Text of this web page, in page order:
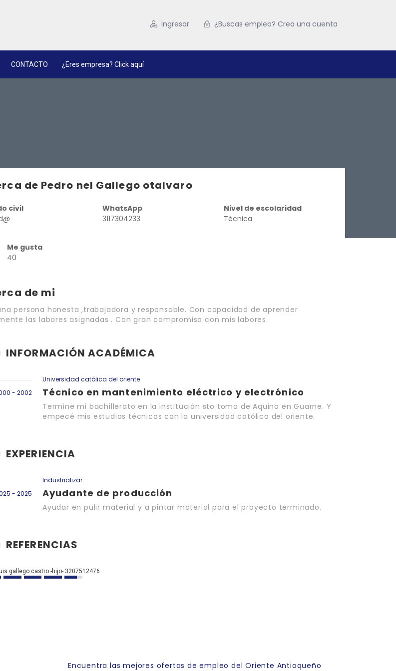
Ingresar ¿Buscas empleo? Crea una cuenta
CONTACTO ¿Eres empresa? Click aquí
de Pedro nel Gallego otalvaro
civil
WhatsApp
3117304233
Nivel de escolaridad
Técnica
Me gusta
40
de mi
persona honesta ,trabajadora y responsable. Con capacidad de aprender
las labores asignadas . Con gran compromiso con mis labores.
INFORMACIÓN ACADÉMICA
- 2002
Universidad católica del oriente
Técnico en mantenimiento eléctrico y electrónico
Termine mi bachillerato en la institución sto toma de Aquino en Guarne. Y
empecé mis estudios técnicos con la universidad católica del oriente.
EXPERIENCIA
- 2025
Industrializar
Ayudante de producción
Ayudar en pulir material y a pintar material para el proyecto terminado.
REFERENCIAS
gallego castro -hijo- 3207512476
Encuentra las mejores ofertas de empleo del Oriente Antioqueño